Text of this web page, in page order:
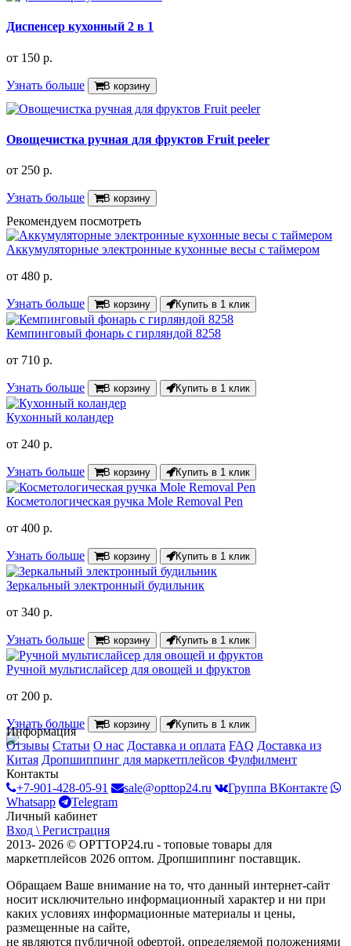
Диспенсер кухонный 2 в 1
от 150 р.
Узнать больше В корзину
Овощечистка ручная для фруктов Fruit peeler
от 250 р.
Узнать больше В корзину
Рекомендуем посмотреть
Аккумуляторные электронные кухонные весы с таймером
от 480 р.
Узнать больше В корзину Купить в 1 клик
Кемпинговый фонарь с гирляндой 8258
от 710 р.
Узнать больше В корзину Купить в 1 клик
Кухонный коландер
от 240 р.
Узнать больше В корзину Купить в 1 клик
Косметологическая ручка Mole Removal Pen
от 400 р.
Узнать больше В корзину Купить в 1 клик
Зеркальный электронный будильник
от 340 р.
Узнать больше В корзину Купить в 1 клик
Ручной мультислайсер для овощей и фруктов
от 200 р.
Узнать больше В корзину Купить в 1 клик
Информация
Отзывы Статьи О нас Доставка и оплата FAQ Доставка из
Китая Дропшиппинг для маркетплейсов Фулфилмент
Контакты
+7-901-428-05-91
sale@opttop24.ru
Группа ВКонтакте
Whatsapp
Telegram
Личный кабинет
Вход \ Регистрация
2013- 2026 © OPTTOP24.ru - топовые товары для
маркетплейсов 2026 оптом. Дропшиппинг поставщик.
Обращаем Ваше внимание на то, что данный интернет-сайт
носит исключительно информационный характер и ни при
каких условиях информационные материалы и цены,
размещенные на сайте,
не являются публичной офертой, определяемой положениями